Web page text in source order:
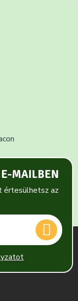
E-MAILBEN
értesülhetsz az